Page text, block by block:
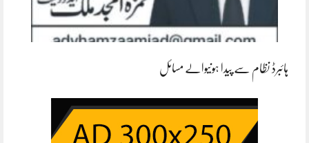
ہائبرڈ نظام سے پیدا ہونیوالے مسائل